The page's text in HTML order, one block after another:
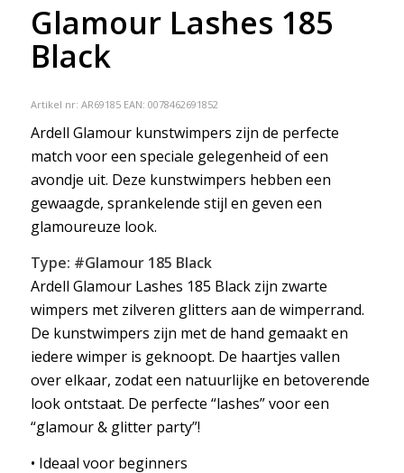
Glamour Lashes 185
Black
Artikel nr: AR69185 EAN: 0078462691852
Ardell Glamour kunstwimpers zijn de perfecte
match voor een speciale gelegenheid of een
avondje uit. Deze kunstwimpers hebben een
gewaagde, sprankelende stijl en geven een
glamoureuze look.
Type: #Glamour 185 Black
Ardell Glamour Lashes 185 Black zijn zwarte
wimpers met zilveren glitters aan de wimperrand.
De kunstwimpers zijn met de hand gemaakt en
iedere wimper is geknoopt. De haartjes vallen
over elkaar, zodat een natuurlijke en betoverende
look ontstaat. De perfecte “lashes” voor een
“glamour & glitter party”!
• Ideaal voor beginners